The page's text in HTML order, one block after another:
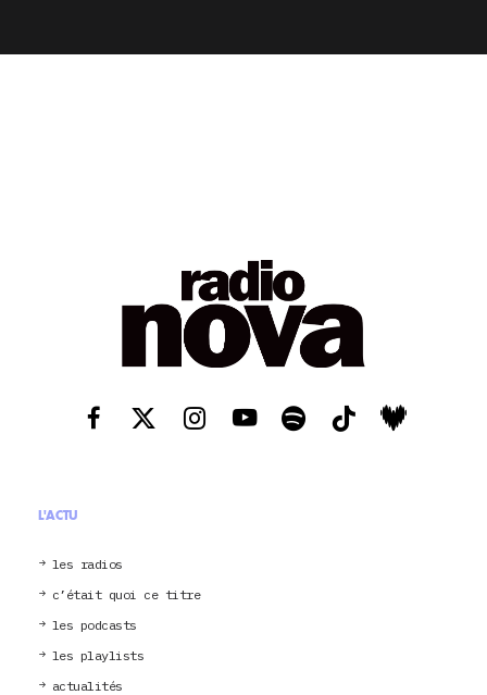
L'ACTU
les radios
c’était quoi ce titre
les podcasts
les playlists
actualités